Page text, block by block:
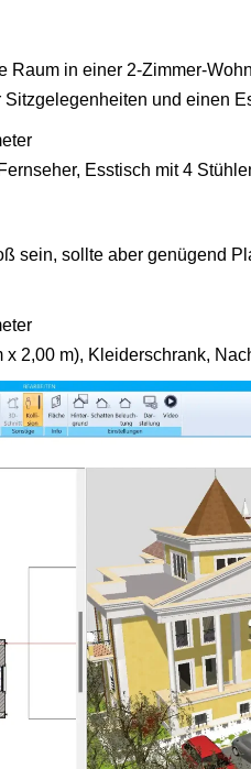
Raum in einer 2-Zimmer-
und einen
Esstisch mit 4
sein, sollte aber genügend
x 2,00 m), Kleiderschrank,